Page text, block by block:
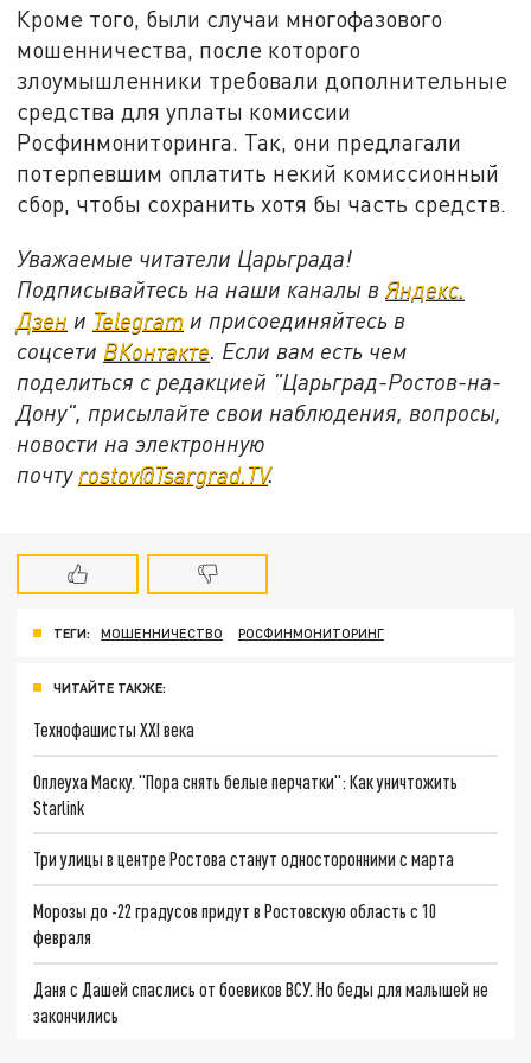
Кроме того, были случаи многофазового
мошенничества, после которого
злоумышленники требовали дополнительные
средства для уплаты комиссии
Росфинмониторинга. Так, они предлагали
потерпевшим оплатить некий комиссионный
сбор, чтобы сохранить хотя бы часть средств.
Уважаемые читатели Царьграда!
Подписывайтесь на наши каналы в Яндекс.
Дзен и Telegram и присоединяйтесь в
соцсети ВКонтакте . Если вам есть чем
поделиться с редакцией "Царьград-Ростов-на-
Дону", присылайте свои наблюдения, вопросы,
новости на электронную
почту rostov@Tsargrad.ТV.
ТЕГИ: МОШЕННИЧЕСТВО РОСФИНМОНИТОРИНГ
ЧИТАЙТЕ ТАКЖЕ:
Технофашисты XXI века
Оплеуха Маску. "Пора снять белые перчатки": Как уничтожить
Starlink
Три улицы в центре Ростова станут односторонними с марта
Морозы до -22 градусов придут в Ростовскую область с 10
февраля
Даня с Дашей спаслись от боевиков ВСУ. Но беды для малышей не
закончились